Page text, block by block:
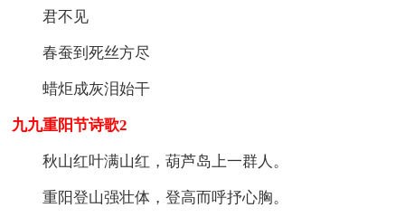
君不见
春蚕到死丝方尽
蜡炬成灰泪始干
九九重阳节诗歌2
秋山红叶满山红，葫芦岛上一群人。
重阳登山强壮体，登高而呼抒心胸。